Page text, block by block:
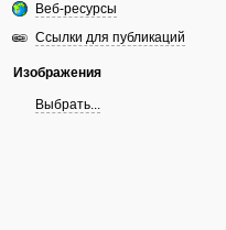
Веб-ресурсы
Ссылки для публикаций
Изображения
Выбрать...